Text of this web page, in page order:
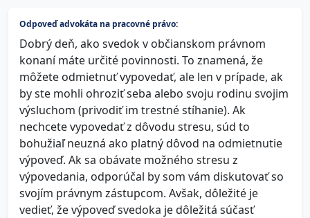
Odpoveď advokáta na pracovné právo:
Dobrý deň, ako svedok v občianskom právnom
konaní máte určité povinnosti. To znamená, že
môžete odmietnuť vypovedať, ale len v prípade, ak
by ste mohli ohroziť seba alebo svoju rodinu svojim
výsluchom (privodiť im trestné stíhanie). Ak
nechcete vypovedať z dôvodu stresu, súd to
bohužiaľ neuzná ako platný dôvod na odmietnutie
výpoveď. Ak sa obávate možného stresu z
výpovedania, odporúčal by som vám diskutovať so
svojím právnym zástupcom. Avšak, dôležité je
vedieť, že výpoveď svedoka je dôležitá súčasť